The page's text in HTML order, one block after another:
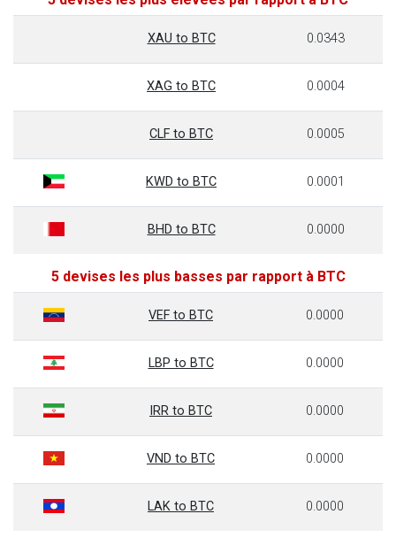
XAU to BTC 0.0343
XAG to BTC 0.0004
CLF to BTC 0.0005
KWD to BTC 0.0001
BHD to BTC 0.0000
5 devises les plus basses par rapport à BTC
VEF to BTC 0.0000
LBP to BTC 0.0000
IRR to BTC 0.0000
VND to BTC 0.0000
LAK to BTC 0.0000